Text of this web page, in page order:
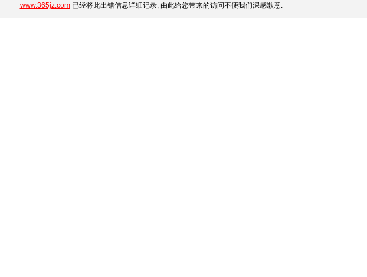
www.365jz.com已经将此出错信息详细记录, 由此给您带来的访问不便我们深感歉意.